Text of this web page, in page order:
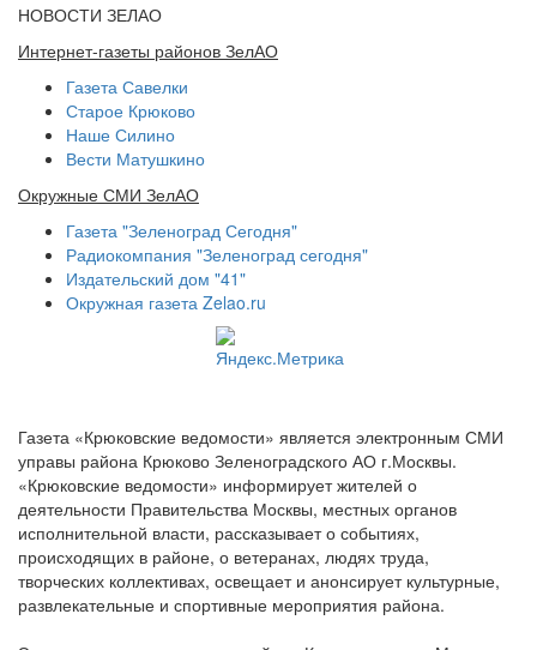
НОВОСТИ ЗЕЛАО
Интернет-газеты районов ЗелАО
Газета Савелки
Старое Крюково
Наше Силино
Вести Матушкино
Окружные СМИ ЗелАО
Газета "Зеленоград Сегодня"
Радиокомпания "Зеленоград сегодня"
Издательский дом "41"
Окружная газета Zelao.ru
Газета «Крюковские ведомости» является электронным СМИ
управы района Крюково Зеленоградского АО г.Москвы.
«Крюковские ведомости» информирует жителей о
деятельности Правительства Москвы, местных органов
исполнительной власти, рассказывает о событиях,
происходящих в районе, о ветеранах, людях труда,
творческих коллективах, освещает и анонсирует культурные,
развлекательные и спортивные мероприятия района.